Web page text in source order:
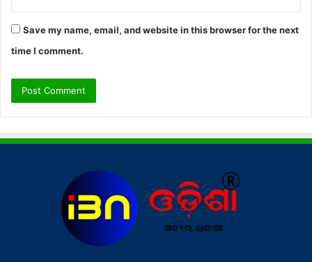
Save my name, email, and website in this browser for the next
time I comment.